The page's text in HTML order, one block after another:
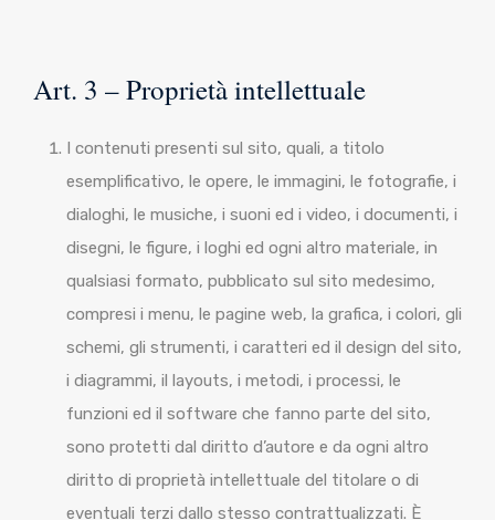
Art. 3 – Proprietà intellettuale
I contenuti presenti sul sito, quali, a titolo
esemplificativo, le opere, le immagini, le fotografie, i
dialoghi, le musiche, i suoni ed i video, i documenti, i
disegni, le figure, i loghi ed ogni altro materiale, in
qualsiasi formato, pubblicato sul sito medesimo,
compresi i menu, le pagine web, la grafica, i colori, gli
schemi, gli strumenti, i caratteri ed il design del sito,
i diagrammi, il layouts, i metodi, i processi, le
funzioni ed il software che fanno parte del sito,
sono protetti dal diritto d’autore e da ogni altro
diritto di proprietà intellettuale del titolare o di
eventuali terzi dallo stesso contrattualizzati. È